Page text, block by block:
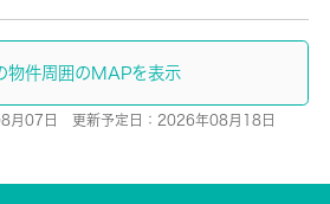
物件周囲のMAPを表示
月07日 更新予定日：2026年08月18日